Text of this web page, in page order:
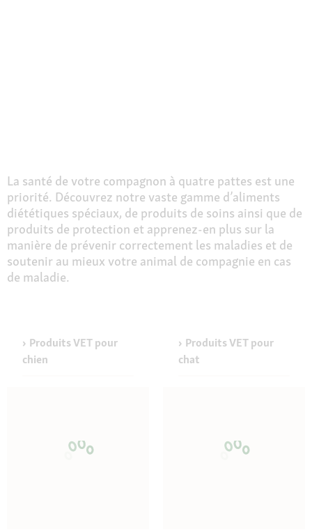
La santé de votre compagnon à quatre pattes est une
priorité. Découvrez notre vaste gamme d’aliments
diététiques spéciaux, de produits de soins ainsi que de
produits de protection et apprenez-en plus sur la
manière de prévenir correctement les maladies et de
soutenir au mieux votre animal de compagnie en cas
de maladie.
Produits VET pour
chien
Produits VET pour
chat